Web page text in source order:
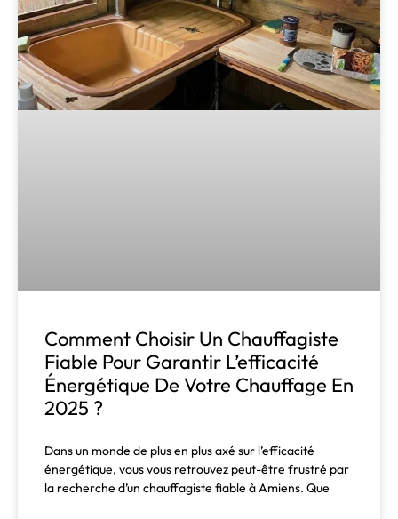
Comment Choisir Un Chauffagiste
Fiable Pour Garantir L’efficacité
Énergétique De Votre Chauffage En
2025 ?
Dans un monde de plus en plus axé sur l’efficacité
énergétique, vous vous retrouvez peut-être frustré par
la recherche d’un chauffagiste fiable à Amiens. Que